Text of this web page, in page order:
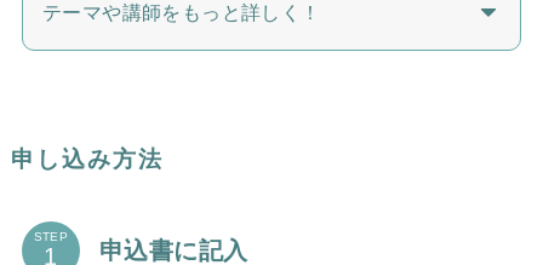
テーマや講師をもっと詳しく！
申し込み方法
STEP 申込書に記入